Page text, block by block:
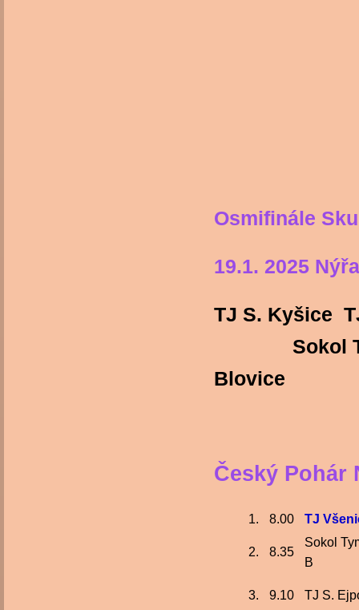
Osmifinále
19.1. 2025
TJ S. Kyšice
Sokol
Blovice
Český Pohár
1. 8.00 TJ
2. 8.35
Sokol
B
3. 9.10 TJ S.